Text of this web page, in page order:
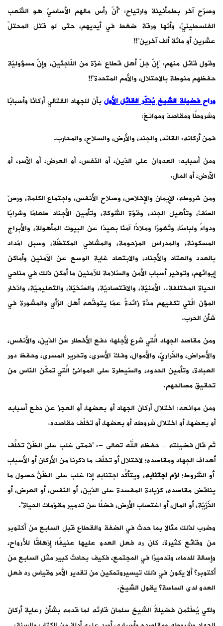
وصرّح آخر بطمأنينة وارتياح: “أنّ رأس مالهم الأساسيّ هو الشّعب
الفلسطينيّ، وأنّها ورقة ضغط في أيديهم، حتّى لو قتل المحتلّ
عشرين أو مائة ألف آخرين”!!
وقول قائل منهم: “إنّ جلّ أهل قطاع غزّة من اللّاجئين، وإنّ مسؤوليّة
حفظهم منوطة بالاحتلال، والأمم المتّحدة”!!
وراح فضيلة الشيخ يُذكّر القائل الأولبأن للجهاد القتالي أركانًا وأسبابًا
وشروطًا ومقاصدَ وموانعَ:
فمن أركانه: القائد، والجند، والأرض، والسلاح، والمحارب.
ومن أسبابه: العدوان على الدّين، أو النّفس، أو العرض، أو الأسر، أو
الأرض، أو المال.
ومن شروطه: الإيمان والإخلاص، وصلاح الأنفس، واجتماع الكلمة، ورصّ
الصّفّ، وتأهيل الجند، وقوّة الشّوكة، وتأمين الأجناد طعامًا وشرابًا
ودواءً ولباسًا، وثغورًا وملاذًا آمنًا بعيدًا عن البيوت المأهولة، والأبراج
المسكونة، والمدراس المزحومة، والمشافي المكتظّة، وسبل امّداد
بالعدد والعتاد والأجناد، والابتعاد غاية الوسع عن الآمنين وأماكن
إيوائهم، وتوفير أسباب الأمن والسّلامة للآمنين ما أمكن ذلك في مناحي
الحياة المختلفة.. الأمنيّة، والاقتصاديّة، والصّحّيّة، والتّعليميّة، وادّخار
المؤن الّتي تكفيهم مدّةً زائدةً عمّا يتوقّعه أهل الرّأي والمشورة في
شأن الحرب.
ومن مقاصد الجهاد الّتي شُرع لأجلها: دفع الأخطار عن الدّين، والأنفس،
والأعراض، والذّراريّ، والأموال، وفكّ الأسرى، وتحرير المسرى، وحفظ دور
العبادة، وتأمين الحدود، والسّيطرة على الموانئ الّتي تُمكّن النّاس من
تحقيق مصالحهم.
ومن موانعه: اختلال أركان الجهاد أو بعضها، أو العجز عن دفع أسبابه
أو بعضها، أو اختلال شروطه أو بعضها، أو تخلّف مقاصده.
ثم قال فضيلته – حفظه الله تعالى -: “فمتى غلب على الظّنّ تخلّفُ
أهداف الجهاد ومقاصده؛ لاختلال أو تخلّف ما ذكرنا من الأركان أو الأسباب
أو الشّروط؛لزم اجتنابه، ويتأكّد اجتنابُه إذا غلب على الظّنّ حصولُ ما
يناقض مقاصده، كزيادة المفسدة على الدّين، أو النّفس، أو العرض، أو
الذّرّيّة، أو المال، أو اغتصاب الأرض، فضلًا عن تدمير مقوّمات الحياة”.
وضرب لذلك مثالا بما حدث في الضفة والقطاع قبل السابع من أكتوبر
من وقائع كثيرة، كان رد فعل العدو عليها عنيفًا؛ إزهاقًا للأرواح،
وإسالة للدماء، وتدميرًا في المجتمع، فكيف بحادث كبير مثل السابع من
أكتوبر؟ ألا يكون في ذلك تيسيروتمكين من تقدير الأمر وقياس رد فعل
العدو لدى الساسة؟ يقول الشيخ.
ولكي يُطَئمن فضيلةُ الشيخ سلمان قارئه لما قدمه بشأن رعاية أركان